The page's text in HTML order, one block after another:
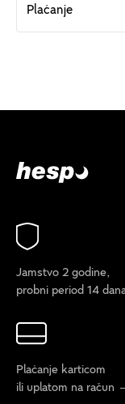
Plaćanje
Jamstvo 2 godine,
probni period 14
Plaćanje karticom
ili uplatom na račun